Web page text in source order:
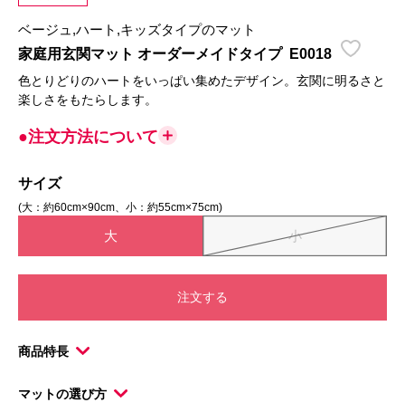
ベージュ,ハート,キッズタイプのマット
家庭用玄関マット オーダーメイドタイプ
E0018
色とりどりのハートをいっぱい集めたデザイン。玄関に明るさと
楽しさをもたらします。
●注文方法について
サイズ
(大：約60cm×90cm、小：約55cm×75cm)
大 小
注文する
商品特長
マットの選び方